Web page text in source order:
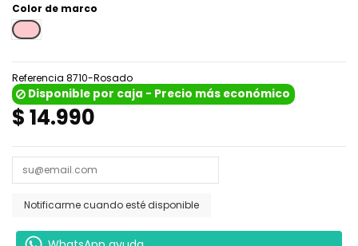
Color de marco
Rosa
Referencia 8710-Rosado
Disponible por caja - Precio más económico
$ 14.990